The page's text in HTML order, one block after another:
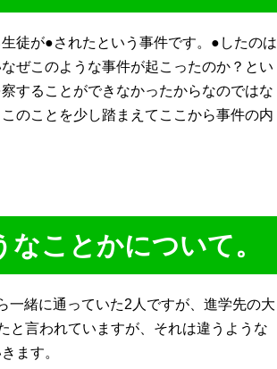
徒が●されたという事件です。●したのは
ぜこのような事件が起こったのか？とい
することができなかったからなのではな
のことを少し踏まえてここから事件の内
ことかについて。
一緒に通っていた2人ですが、進学先の大
と言われていますが、それは違うような
ます。